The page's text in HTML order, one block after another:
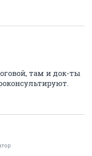
там и док-ты